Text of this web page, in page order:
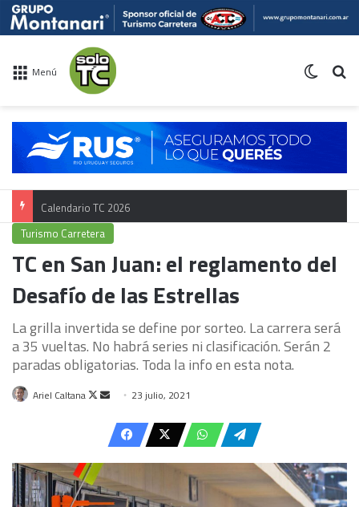
Menú
Calendario TC 2026
Turismo Carretera
TC en San Juan: el reglamento del
Desafío de las Estrellas
La grilla invertida se define por sorteo. La carrera será
a 35 vueltas. No habrá series ni clasificación. Serán 2
paradas obligatorias. Toda la info en esta nota.
Ariel Caltana
Follow
Send
email
23 julio, 2021